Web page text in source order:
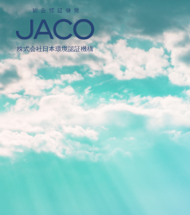
総合認証機関JACO 認証サイト
サービス案内
新規認証取得のお客様
他機関から切り替えたいお客様